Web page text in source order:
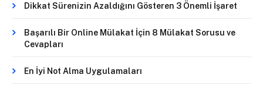
Dikkat Sürenizin Azaldığını Gösteren 3 Önemli İşaret
Başarılı Bir Online Mülakat İçin 8 Mülakat Sorusu ve
Cevapları
En İyi Not Alma Uygulamaları